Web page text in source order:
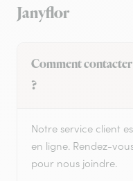
Janyflor
Comment
?
Notre service client
en ligne. Rendez-
pour nous joindre.